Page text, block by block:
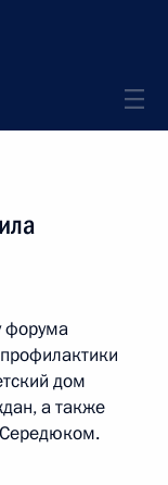
форума
дом
а также
Середюком.